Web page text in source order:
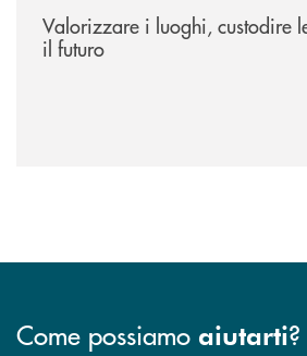
Valorizzare i luoghi, custodire
il futuro
Come possiamo aiutarti?